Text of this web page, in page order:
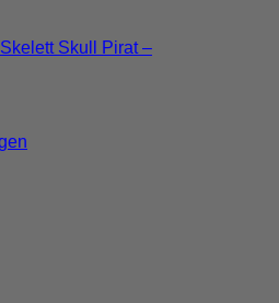
Skull Pirat –